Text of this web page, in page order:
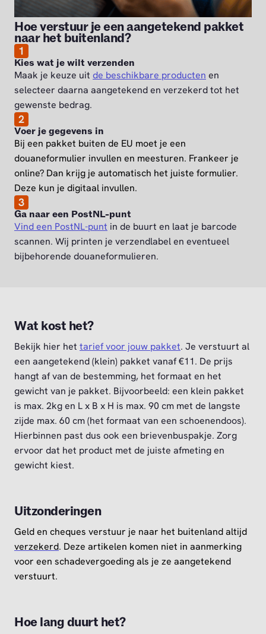
Hoe verstuur je een aangetekend pakket
naar het buitenland?
1
Kies wat je wilt verzenden
Maak je keuze uit de beschikbare producten en
selecteer daarna aangetekend en verzekerd tot het
gewenste bedrag.
2
Voer je gegevens in
Bij een pakket buiten de EU moet je een
douaneformulier invullen en meesturen. Frankeer je
online? Dan krijg je automatisch het juiste formulier.
Deze kun je digitaal invullen.
3
Ga naar een PostNL-punt
Vind een PostNL-punt in de buurt en laat je barcode
scannen. Wij printen je verzendlabel en eventueel
bijbehorende douaneformulieren.
Wat kost het?
Bekijk hier het tarief voor jouw pakket. Je verstuurt al
een aangetekend (klein) pakket vanaf €11. De prijs
hangt af van de bestemming, het formaat en het
gewicht van je pakket. Bijvoorbeeld: een klein pakket
is max. 2kg en L x B x H is max. 90 cm met de langste
zijde max. 60 cm (het formaat van een schoenendoos).
Hierbinnen past dus ook een brievenbuspakje. Zorg
ervoor dat het product met de juiste afmeting en
gewicht kiest.
Uitzonderingen
Geld en cheques verstuur je naar het buitenland altijd
verzekerd. Deze artikelen komen niet in aanmerking
voor een schadevergoeding als je ze aangetekend
verstuurt.
Hoe lang duurt het?